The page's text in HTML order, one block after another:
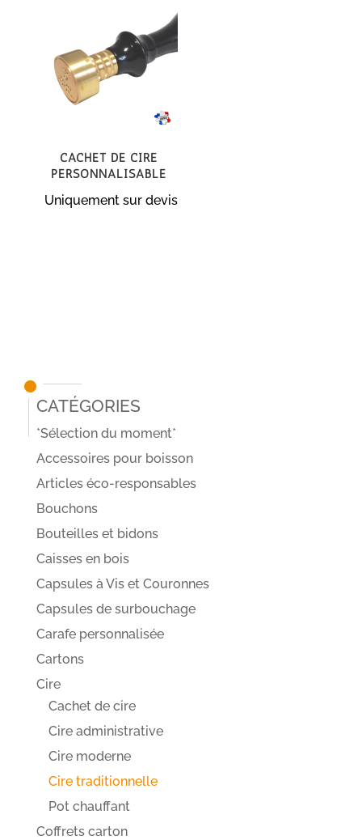
Cachet de cire
personnalisable
Uniquement sur devis
Catégories
*Sélection du moment*
Accessoires pour boisson
Articles éco-responsables
Bouchons
Bouteilles et bidons
Caisses en bois
Capsules à Vis et Couronnes
Capsules de surbouchage
Carafe personnalisée
Cartons
Cire
Cachet de cire
Cire administrative
Cire moderne
Cire traditionnelle
Pot chauffant
Coffrets carton